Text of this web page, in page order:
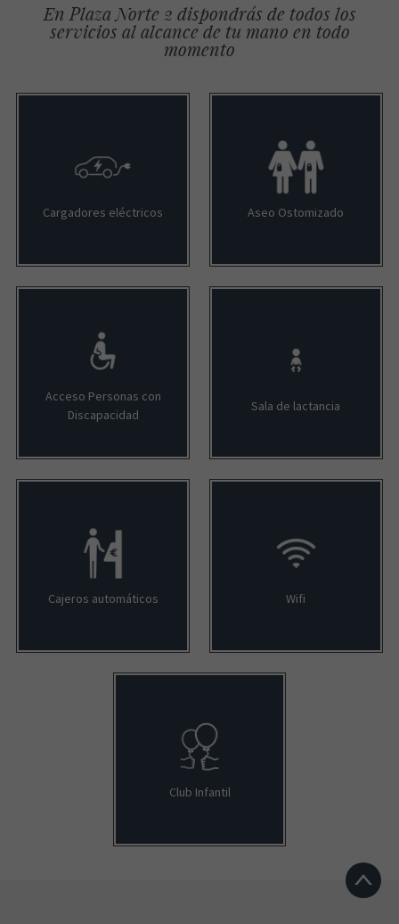
En Plaza Norte 2 dispondrás de todos los
servicios al alcance de tu mano en todo
momento
Cargadores eléctricos Aseo Ostomizado
Acceso Personas con
Discapacidad
Sala de lactancia
Cajeros automáticos Wifi
Club Infantil